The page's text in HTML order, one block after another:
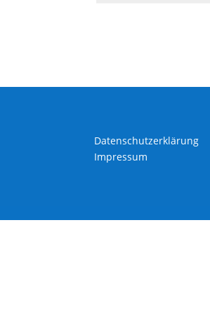
Datenschutzerklärung
Impressum